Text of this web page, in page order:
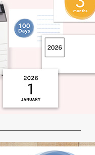
ーカードをファミ
ストで入手する方法